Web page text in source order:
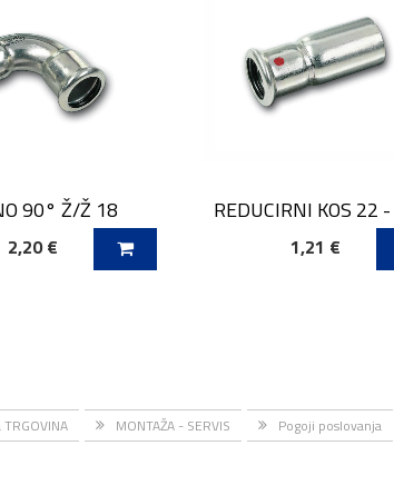
90° Ž/Ž 18
2,20 €
KOŠARICO
REDUCIRNI KOS 22
1,21 €
DODAJ V KOŠARICO
MONTAŽA - SERVIS Pogoji poslovanja